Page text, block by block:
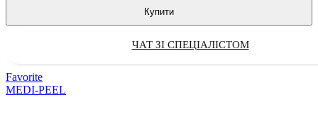
Купити
ЧАТ ЗІ СПЕЦІАЛІСТОМ
Favorite
MEDI-PEEL